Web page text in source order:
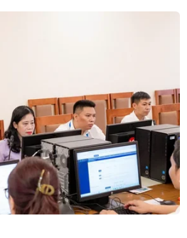
#Bản sắc văn hóa TP. Hà Nội